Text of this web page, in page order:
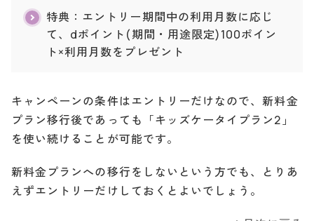
特典：エントリー期間中の利用月数に応じ
て、dポイント(期間・用途限定)100ポイン
ト×利用月数をプレゼント
キャンペーンの条件はエントリーだけなので、新料金
プラン移行後であっても「キッズケータイプラン2」
を使い続けることが可能です。
新料金プランへの移行をしないという方でも、とりあ
えずエントリーだけしておくとよいでしょう。